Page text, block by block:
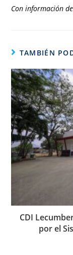
Con información
TAMBIÉN
CDI
por el